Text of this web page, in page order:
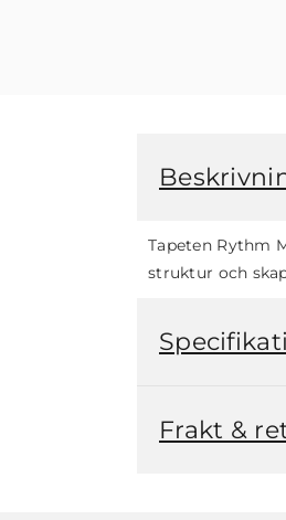
Tapeten Rythm
struktur och
Frakt &